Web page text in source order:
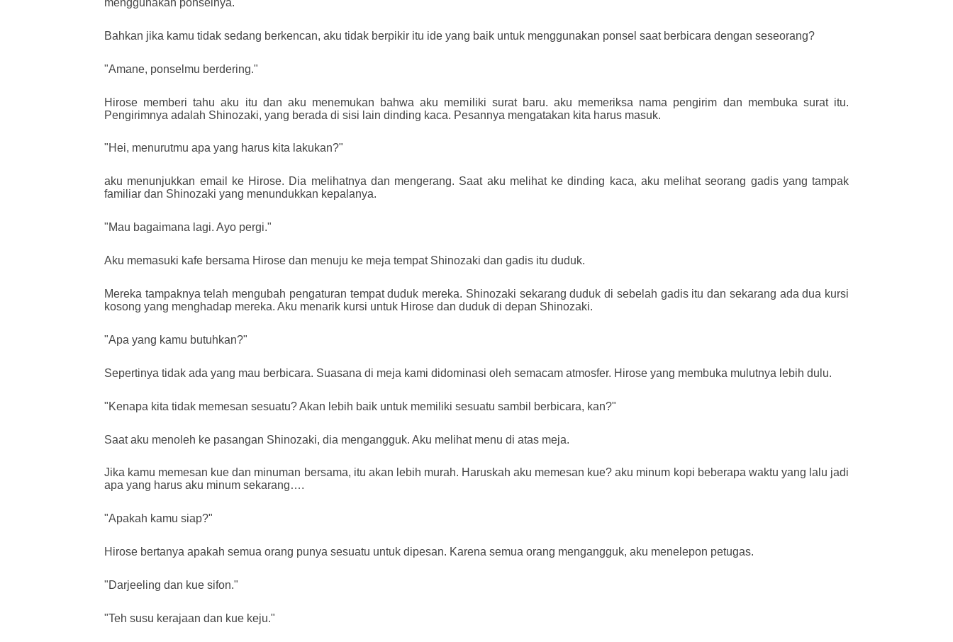
menggunakan ponselnya.
Bahkan jika kamu tidak sedang berkencan, aku tidak berpikir itu ide yang baik untuk menggunakan ponsel saat berbicara dengan seseorang?
"Amane, ponselmu berdering."
Hirose memberi tahu aku itu dan aku menemukan bahwa aku memiliki surat baru. aku memeriksa nama pengirim dan membuka surat itu.
Pengirimnya adalah Shinozaki, yang berada di sisi lain dinding kaca. Pesannya mengatakan kita harus masuk.
"Hei, menurutmu apa yang harus kita lakukan?"
aku menunjukkan email ke Hirose. Dia melihatnya dan mengerang. Saat aku melihat ke dinding kaca, aku melihat seorang gadis yang tampak
familiar dan Shinozaki yang menundukkan kepalanya.
"Mau bagaimana lagi. Ayo pergi."
Aku memasuki kafe bersama Hirose dan menuju ke meja tempat Shinozaki dan gadis itu duduk.
Mereka tampaknya telah mengubah pengaturan tempat duduk mereka. Shinozaki sekarang duduk di sebelah gadis itu dan sekarang ada dua kursi
kosong yang menghadap mereka. Aku menarik kursi untuk Hirose dan duduk di depan Shinozaki.
"Apa yang kamu butuhkan?"
Sepertinya tidak ada yang mau berbicara. Suasana di meja kami didominasi oleh semacam atmosfer. Hirose yang membuka mulutnya lebih dulu.
"Kenapa kita tidak memesan sesuatu? Akan lebih baik untuk memiliki sesuatu sambil berbicara, kan?"
Saat aku menoleh ke pasangan Shinozaki, dia mengangguk. Aku melihat menu di atas meja.
Jika kamu memesan kue dan minuman bersama, itu akan lebih murah. Haruskah aku memesan kue? aku minum kopi beberapa waktu yang lalu jadi
apa yang harus aku minum sekarang….
"Apakah kamu siap?"
Hirose bertanya apakah semua orang punya sesuatu untuk dipesan. Karena semua orang mengangguk, aku menelepon petugas.
"Darjeeling dan kue sifon."
"Teh susu kerajaan dan kue keju."